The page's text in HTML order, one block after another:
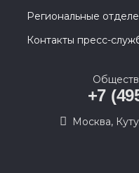
Региональные
Контакты пресс-
+7
Москва,